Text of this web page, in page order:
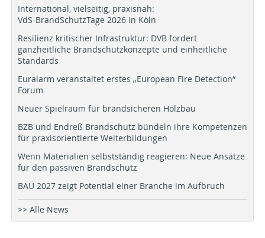
International, vielseitig, praxisnah:
VdS-BrandSchutzTage 2026 in Köln
Resilienz kritischer Infrastruktur: DVB fordert
ganzheitliche Brandschutzkonzepte und einheitliche
Standards
Euralarm veranstaltet erstes „European Fire Detection“
Forum
Neuer Spielraum für brandsicheren Holzbau
BZB und Endreß Brandschutz bündeln ihre Kompetenzen
für praxisorientierte Weiterbildungen
Wenn Materialien selbstständig reagieren: Neue Ansätze
für den passiven Brandschutz
BAU 2027 zeigt Potential einer Branche im Aufbruch
>> Alle News